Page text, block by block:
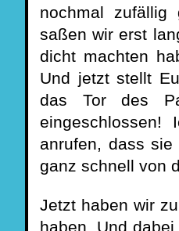
nochmal
saßen wir erst
dicht machten
Und jetzt stellt
das Tor des
eingeschlossen!
anrufen, dass
ganz schnell von
Jetzt haben wir
haben. Und